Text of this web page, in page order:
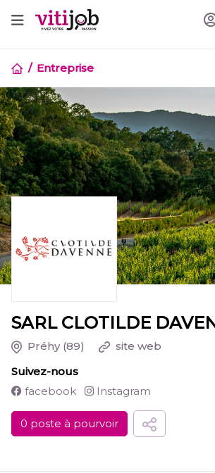
Entreprise
SARL CLOTILDE
Préhy (89)
site web
Suivez-nous
facebook
Instagram
0 poste à pourvoir